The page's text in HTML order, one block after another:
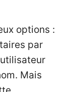
options :
par
Mais